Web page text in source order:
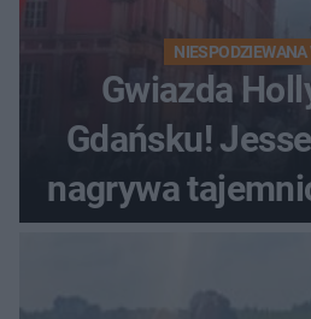
Gwiazda
Gdańsku!
nagrywa